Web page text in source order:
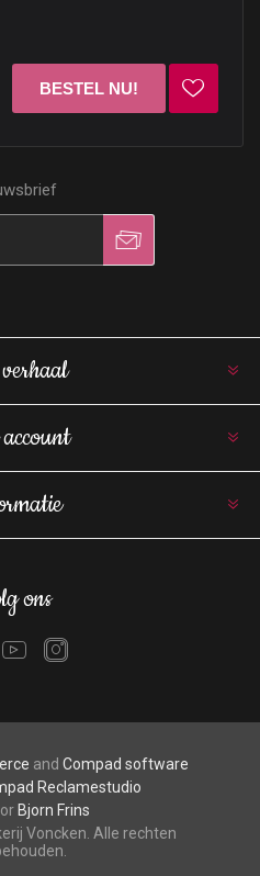
ons
and Compad software
Reclamestudio
Bjorn Frins
Voncken. Alle rechten